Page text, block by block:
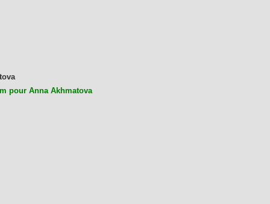
pour Anna Akhmatova